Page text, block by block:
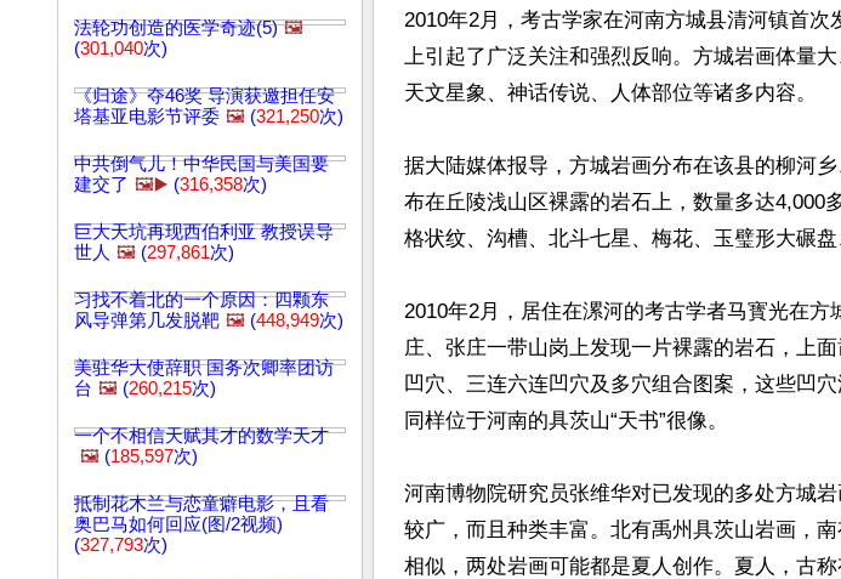
法轮功创造的医学奇迹(5) 🖼️
(301,040次)
《归途》夺46奖 导演获邀担任安
塔基亚电影节评委 🖼️ (321,250次)
中共倒气儿！中华民国与美国要
建交了 🖼️▶️ (316,358次)
巨大天坑再现西伯利亚 教授误导
世人 🖼️ (297,861次)
习找不着北的一个原因：四颗东
风导弹第几发脱靶 🖼️ (448,949次)
美驻华大使辞职 国务次卿率团访
台 🖼️ (260,215次)
一个不相信天赋其才的数学天才
🖼️ (185,597次)
抵制花木兰与恋童癖电影，且看
奥巴马如何回应(图/2视频)
(327,793次)
2010年2月，考古学家在河南方城县清河镇首次
上引起了广泛关注和强烈反响。方城岩画体量
天文星象、神话传说、人体部位等诸多内容。
据大陆媒体报导，方城岩画分布在该县的柳河
布在丘陵浅山区裸露的岩石上，数量多达4,000
格状纹、沟槽、北斗七星、梅花、玉璧形大碾
2010年2月，居住在漯河的考古学者马寳光在方
庄、张庄一带山岗上发现一片裸露的岩石，上
凹穴、三连六连凹穴及多穴组合图案，这些凹
同样位于河南的具茨山“天书”很像。
河南博物院研究员张维华对已发现的多处方城
较广，而且种类丰富。北有禹州具茨山岩画，
相似，两处岩画可能都是夏人创作。夏人，古